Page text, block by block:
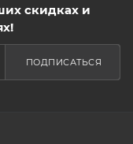
скидках и
ПОДПИСАТЬСЯ